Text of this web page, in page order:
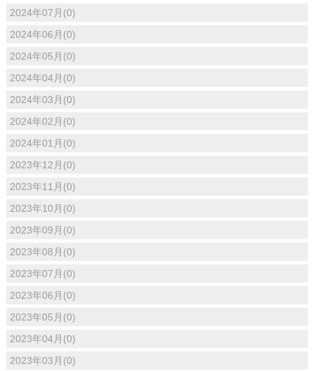
2024年07月(0)
2024年06月(0)
2024年05月(0)
2024年04月(0)
2024年03月(0)
2024年02月(0)
2024年01月(0)
2023年12月(0)
2023年11月(0)
2023年10月(0)
2023年09月(0)
2023年08月(0)
2023年07月(0)
2023年06月(0)
2023年05月(0)
2023年04月(0)
2023年03月(0)